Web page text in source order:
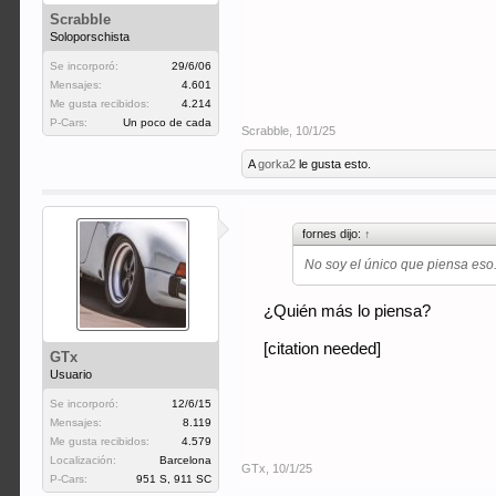
Scrabble
Soloporschista
Se incorporó:
29/6/06
Mensajes:
4.601
Me gusta recibidos:
4.214
P-Cars:
Un poco de cada
Scrabble 10/1/25
Agorka2 le gusta esto.
GTx
Usuario
Se incorporó:
12/6/15
Mensajes:
8.119
Me gusta recibidos:
4.579
Localización:
Barcelona
P-Cars:
951 S, 911 SC
fornes dijo: ↑
No soy el único que piensa
¿Quién más lo piensa?
[citation needed]
GTx 10/1/25